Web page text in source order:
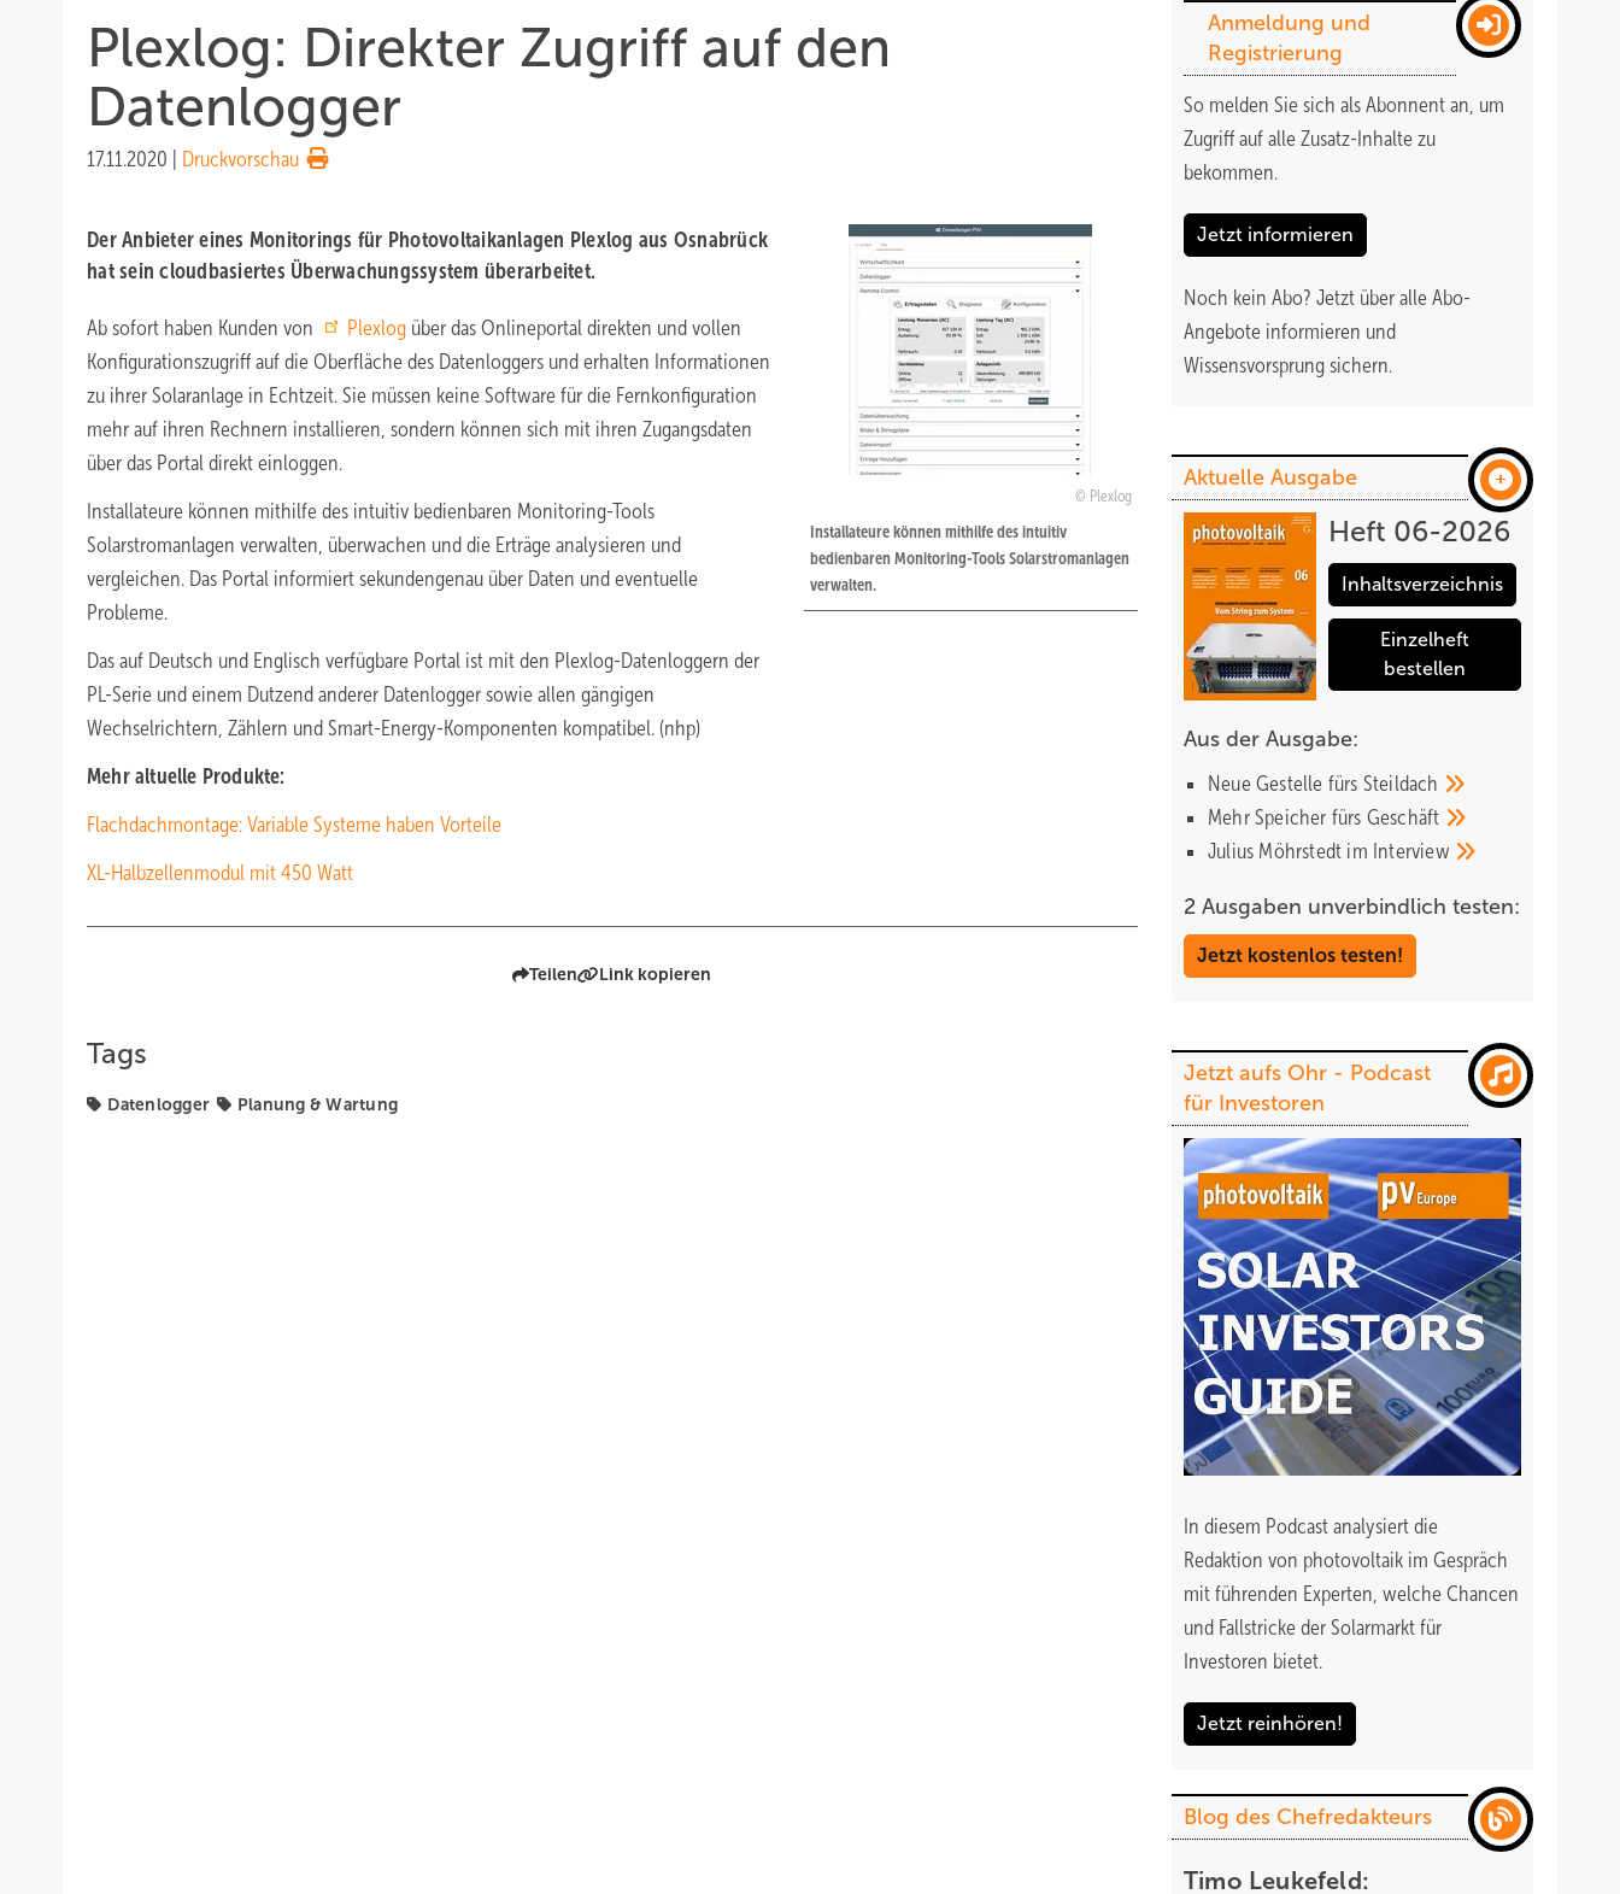
Plexlog: Direkter Zugriff auf den
Datenlogger
17.11.2020 Druckvorschau
Plexlog
Installateure können mithilfe des intuitiv
bedienbaren Monitoring-Tools Solarstromanlagen
verwalten.
Der Anbieter eines Monitorings für Photovoltaikanlagen Plexlog aus Osnabrück
hat sein cloudbasiertes Überwachungssystem überarbeitet.
Ab sofort haben Kunden von Plexlog über das Onlineportal direkten und vollen
Konfigurationszugriff auf die Oberfläche des Datenloggers und erhalten Informationen
zu ihrer Solaranlage in Echtzeit. Sie müssen keine Software für die Fernkonfiguration
mehr auf ihren Rechnern installieren, sondern können sich mit ihren Zugangsdaten
über das Portal direkt einloggen.
Installateure können mithilfe des intuitiv bedienbaren Monitoring-Tools
Solarstromanlagen verwalten, überwachen und die Erträge analysieren und
vergleichen. Das Portal informiert sekundengenau über Daten und eventuelle
Probleme.
Das auf Deutsch und Englisch verfügbare Portal ist mit den Plexlog-Datenloggern der
PL-Serie und einem Dutzend anderer Datenlogger sowie allen gängigen
Wechselrichtern, Zählern und Smart-Energy-Komponenten kompatibel. (nhp)
Mehr altuelle Produkte:
Flachdachmontage: Variable Systeme haben Vorteile
XL-Halbzellenmodul mit 450 Watt
Teilen Link kopieren
Tags
Datenlogger Planung & Wartung
Anmeldung und
Registrierung
So melden Sie sich als Abonnent an, um
Zugriff auf alle Zusatz-Inhalte zu
bekommen.
Jetzt informieren
Noch kein Abo? Jetzt über alle Abo-
Angebote informieren und
Wissensvorsprung sichern.
Aktuelle Ausgabe
Heft 06-2026
Inhaltsverzeichnis
Einzelheft
bestellen
Aus der Ausgabe:
Neue Gestelle fürs Steildach
Mehr Speicher fürs Geschäft
Julius Möhrstedt im Interview
2 Ausgaben unverbindlich testen:
Jetzt kostenlos testen!
Jetzt aufs Ohr - Podcast
für Investoren
In diesem Podcast analysiert die
Redaktion von photovoltaik im Gespräch
mit führenden Experten, welche Chancen
und Fallstricke der Solarmarkt für
Investoren bietet.
Jetzt reinhören!
Blog des Chefredakteurs
Timo Leukefeld: